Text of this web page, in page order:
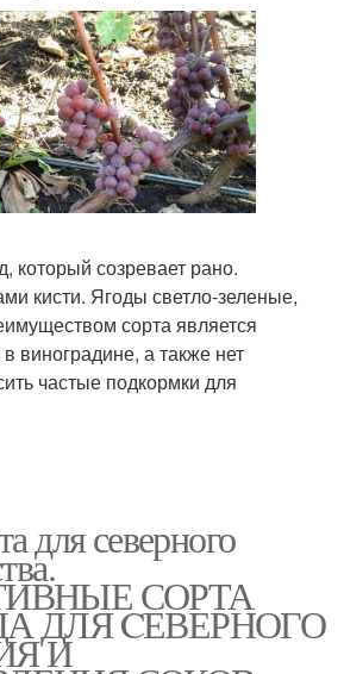
который созревает рано.
кисти. Ягоды светло-зеленые,
сорта является
в виноградине, а также нет
частые подкормки для
для северного
СОРТА
ДЛЯ CЕВЕРНОГО
И